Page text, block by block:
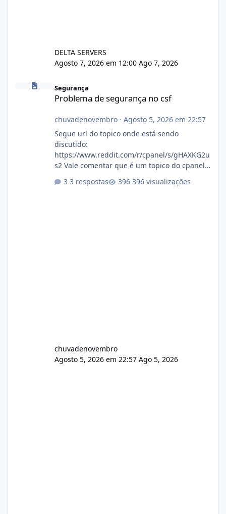
DELTA SERVERS
Agosto 7, 2026 em 12:00 Ago 7, 2026
Problema de segurança no csf
Segurança
Problema de segurança no csf
chuvadenovembro· Agosto 5, 2026 em 22:57
Segue url do topico onde está sendo
discutido:
https://www.reddit.com/r/cpanel/s/gHAXKG2u
s2 Vale comentar que é um topico do cpanel...
3 respostas 396 visualizações
chuvadenovembro
Agosto 5, 2026 em 22:57 Ago 5, 2026